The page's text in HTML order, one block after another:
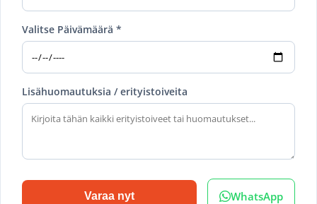
Valitse Päivämäärä *
Lisähuomautuksia / erityistoiveita
Varaa nyt WhatsApp